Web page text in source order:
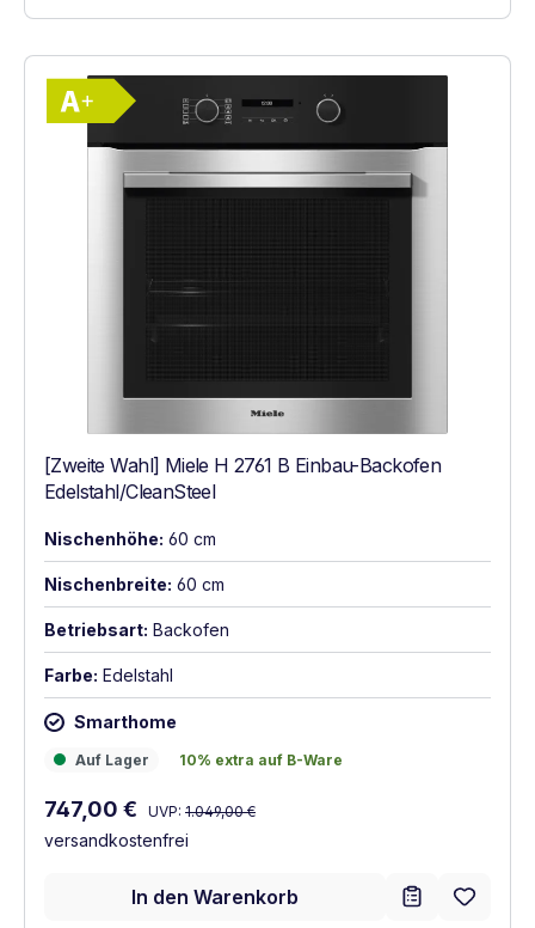
Vollständiges Energielabel anzeigen
Energieklasse A+. Höchste bis niedrigste
[Zweite Wahl] Miele H 2761 B Einbau-Backofen
Edelstahl/CleanSteel
Nischenhöhe: 60 cm
Nischenbreite: 60 cm
Betriebsart: Backofen
Farbe: Edelstahl
Smarthome
Auf Lager
Auf Lager 10% extra auf B-Ware
10% extra auf B-Ware
Verkaufspreis:
747,00 € Regulärer Preis:
UVP: 1.049,00 €
versandkostenfrei
In den Warenkorb